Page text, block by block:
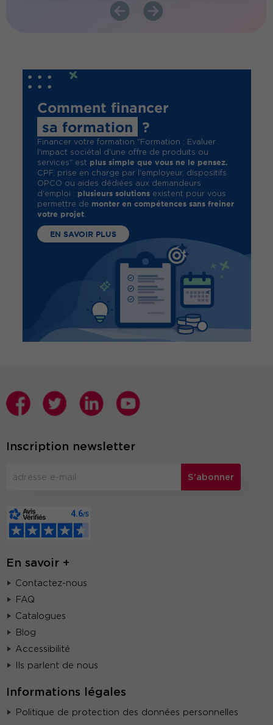
Comment financer
sa formation
?
Financer votre formation "Formation : Evaluer
l'impact sociétal d'une offre de produits ou
services" est plus simple que vous ne le pensez.
CPF, prise en charge par l'employeur, dispositifs
OPCO ou aides dédiées aux demandeurs
d'emploi : plusieurs solutionsexistent pour vous
permettre de monter en compétences sans freiner
votre projet.
EN SAVOIR PLUS
Inscription newsletter
S'abonner
En savoir +
Contactez-nous
FAQ
Catalogues
Blog
Accessibilité
Ils parlent de nous
Informations légales
Politique de protection des données personnelles